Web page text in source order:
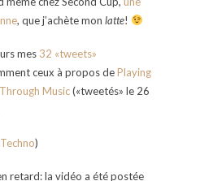
, que j’achète mon latte!
mes 32 «tweets»
ceux à propos dePlaying
Music(«tweetés» le 26
)
retard: la vidéo a été postée